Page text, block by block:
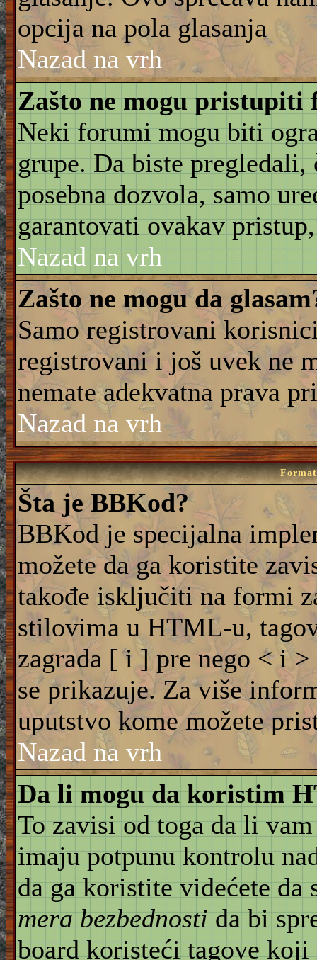
opcija na pola glasanja
Nazad na vrh
Zašto ne mogu pristupiti
Neki forumi mogu biti
grupe. Da biste
posebna dozvola, samo
garantovati ovakav
Nazad na vrh
Zašto ne mogu da
Samo registrovani
registrovani i još uvek ne
nemate adekvatna prava
Nazad na vrh
Šta je BBKod?
BBKod je specijalna
možete da ga koristite
takođe isključiti na formi
stilovima u HTML-u,
zagrada [ i ] pre nego < i
se prikazuje. Za više
uputstvo kome možete
Nazad na vrh
Da li mogu da koristim
To zavisi od toga da li
imaju potpunu kontrolu
da ga koristite videćete da
mera bezbednostida bi
board koristeći tagove